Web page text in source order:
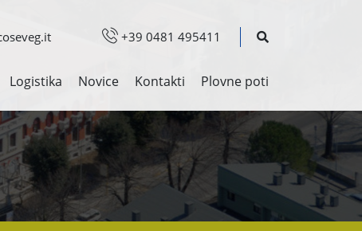
+39 0481 495411
Logistika Novice Kontakti Plovne poti